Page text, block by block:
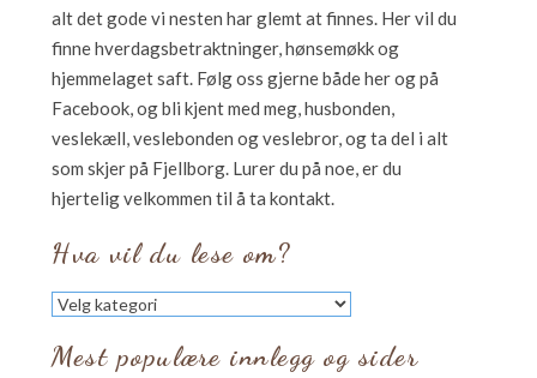
alt det gode vi nesten har glemt at finnes. Her vil du
finne hverdagsbetraktninger, hønsemøkk og
hjemmelaget saft. Følg oss gjerne både her og på
Facebook, og bli kjent med meg, husbonden,
veslekæll, veslebonden og veslebror, og ta del i alt
som skjer på Fjellborg. Lurer du på noe, er du
hjertelig velkommen til å ta kontakt.
Hva vil du lese om?
Hva
vil
du
lese
Mest populære innlegg og sider